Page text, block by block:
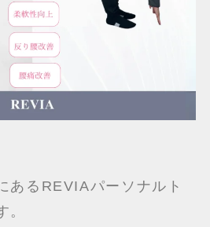
あるREVIAパーソナルト
。